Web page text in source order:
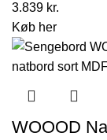
3.839 kr.
Køb her
WOOOD